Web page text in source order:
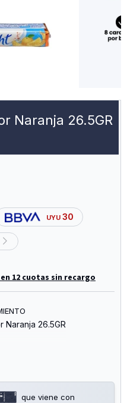
Naranja 26.5GR
UYU 30
12 cuotas sin recargo
Naranja 26.5GR
que viene con